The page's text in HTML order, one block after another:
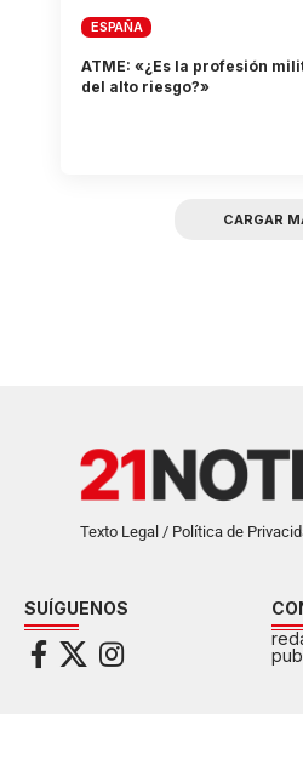
ESPAÑA
ATME: «¿Es la profesión
del alto riesgo?»
CARGAR
Texto Legal / Política de
SUÍGUENOS